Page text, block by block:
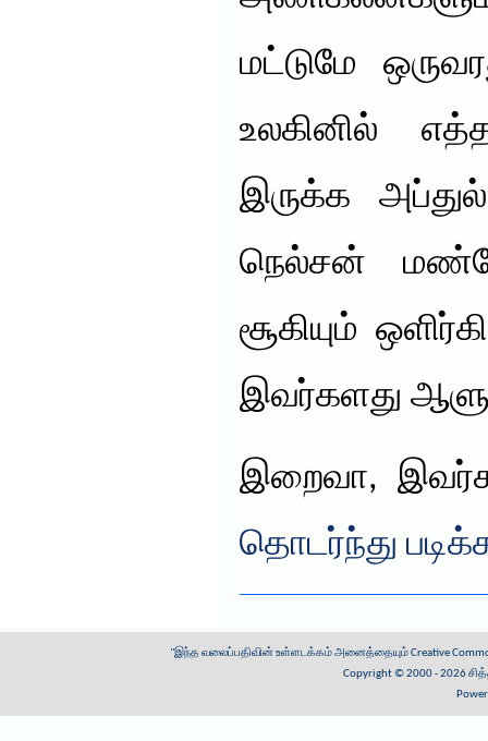
மட்டுமே
உலகினில்
இருக்க அப்துல்
நெல்சன்
சூகியும்
இவர்களது
இறைவா,
தொடர்ந்து
"இந்த வலைப்பதிவின் உள்ளடக்கம் அனைத்தையும்Creative
Copyright © 2000 - 2026